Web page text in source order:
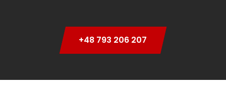
+48 793 206 207